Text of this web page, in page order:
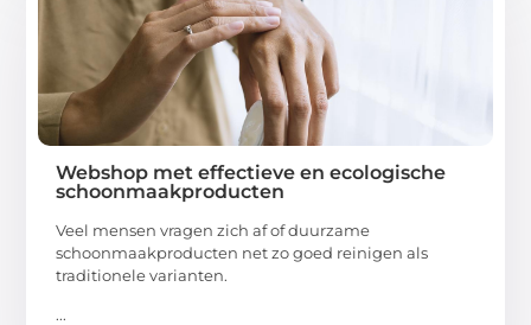
Webshop met effectieve en ecologische
schoonmaakproducten
Veel mensen vragen zich af of duurzame
schoonmaakproducten net zo goed reinigen als
traditionele varianten.
...